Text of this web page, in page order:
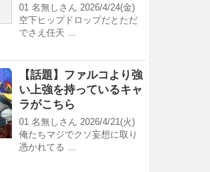
01 名無しさん 2026/4/24(金)
空下ヒップドロップだとただ
でさえ任天 …
【話題】ファルコより強
い上強を持っているキャ
ラがこちら
01 名無しさん 2026/4/21(火)
俺たちマジでクソ妄想に取り
憑かれてる …